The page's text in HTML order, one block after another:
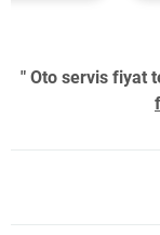
" Oto servis fiyat